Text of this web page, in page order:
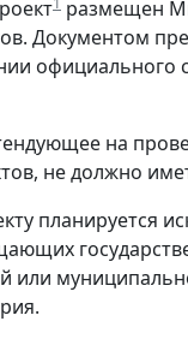
размещен
Документом
официального
на
не должно
планируется
или